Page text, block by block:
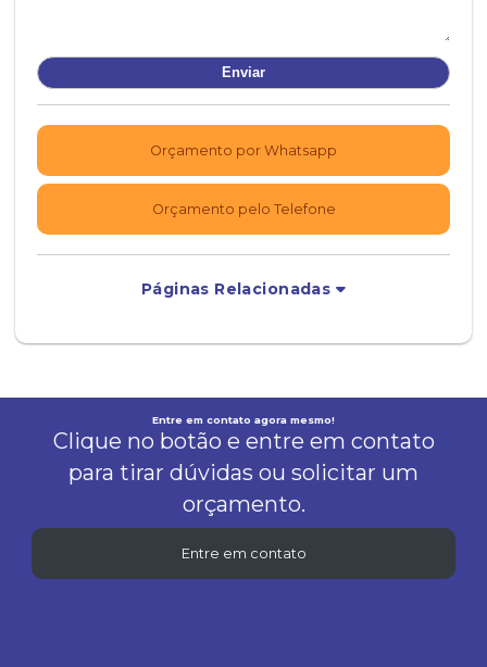
Orçamento por Whatsapp
Orçamento pelo Telefone
Páginas Relacionadas
Entre em contato agora mesmo!
Clique no botão e entre em contato
para tirar dúvidas ou solicitar um
orçamento.
Entre em contato